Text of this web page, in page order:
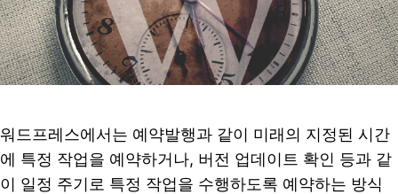
워드프레스에서는 예약발행과 같이 미래의 지정된 시간
에 특정 작업을 예약하거나, 버전 업데이트 확인 등과 같
이 일정 주기로 특정 작업을 수행하도록 예약하는 방식